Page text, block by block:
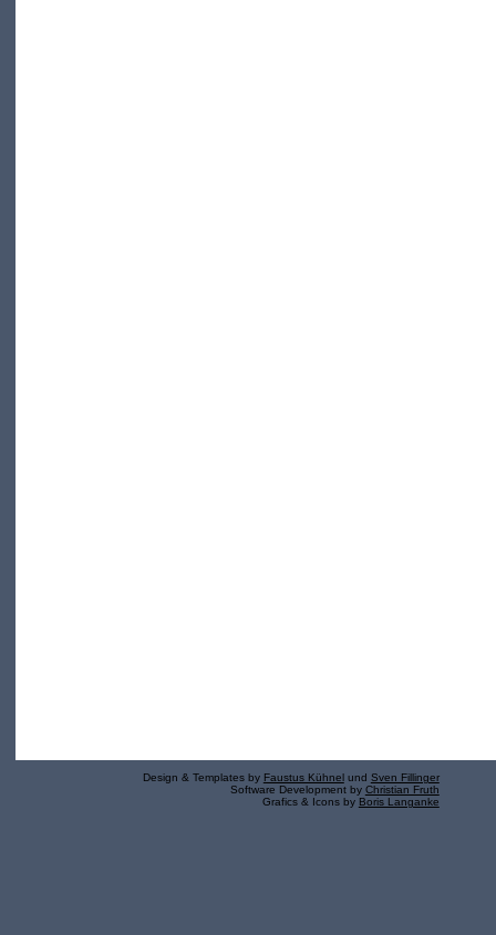
Design & Templates by Faustus Kühnelund Sven Fillinger
Software Development by Christian Fruth
Grafics & Icons by Boris Langanke